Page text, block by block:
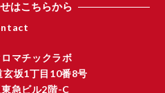
はこちらから
マチックラボ
玄坂1丁目10番8号
急ビル2階-C